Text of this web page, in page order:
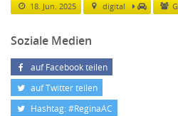
18. Jun. 2025 digital
Soziale Medien
auf Facebook teilen
auf Twitter teilen
Hashtag: #ReginaAC